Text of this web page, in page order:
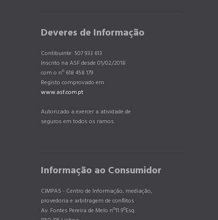
Deveres de Informação
Contibuinte: 507 933 613
Inscrito na ASF desde 01/02/2018
com o nº 618 458 179
Registo comprovado em
www.asf.com.pt
Autorizado a exercer a atividade de
seguros em todos os ramos.
Informação ao Consumidor
CIMPAS - Centro de Informação, mediação,
provedoria e arbitragem de conflitos
Av. Fontes Pereira de Melo nº11 9ºEsq.